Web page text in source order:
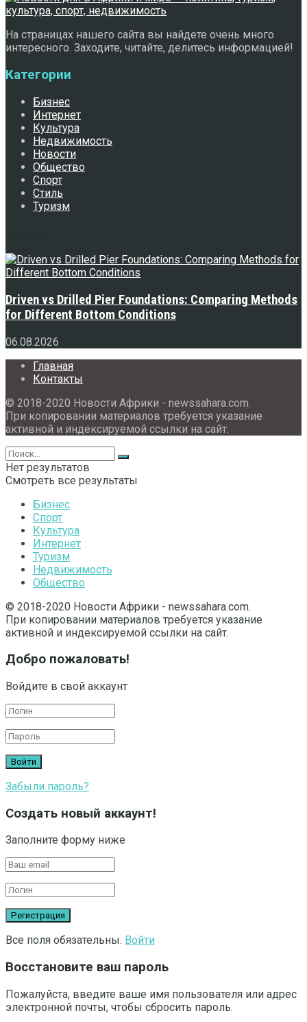
На страницах нашего сайта вы найдете очень много
интересного. Заходите, читайте, делитесь информацией!
Категории
Бизнес
Интернет
Культура
Недвижимость
Новости
Общество
Спорт
Стиль
Туризм
Driven vs Drilled Pier Foundations: Comparing Methods
for Different Bottom Conditions
06.08.2026
Главная
Контакты
© 2018-2020 Новости Африки - newssahara.com.
При копировании материалов требуется указание
активной и индексируемой ссылки на сайт.
Нет результатов
Смотреть все результаты
Бизнес
Спорт
Культура
Интернет
Туризм
Недвижимость
Общество
© 2018-2020 Новости Африки - newssahara.com.
При копировании материалов требуется указание
активной и индексируемой ссылки на сайт.
Добро пожаловать!
Войдите в свой аккаунт
Забыли пароль?
Создать новый аккаунт!
Заполните форму ниже
Все поля обязательны. Войти
Восстановите ваш пароль
Пожалуйста, введите ваше имя пользователя или адрес
электронной почты, чтобы сбросить пароль.